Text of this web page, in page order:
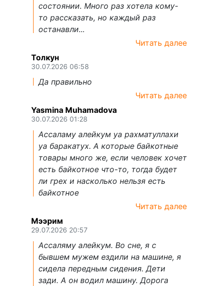
состоянии. Много раз хотела кому-
то рассказать, но каждый раз
останавли...
Читать далее
Толкун
30.07.2026 06:58
Да правильно
Читать далее
Yasmina Muhamadova
30.07.2026 01:28
Ассаламу алейкум уа рахматуллахи
уа баракатух. А которые байкотные
товары много же, если человек хочет
есть байкотное что-то, тогда будет
ли грех и насколько нельзя есть
байкотное
Читать далее
Мээрим
29.07.2026 20:57
Ассаляму алейкум. Во сне, я с
бывшем мужем ездили на машине, я
сидела передным сидения. Дети
зади. А он водил машину. Дорога